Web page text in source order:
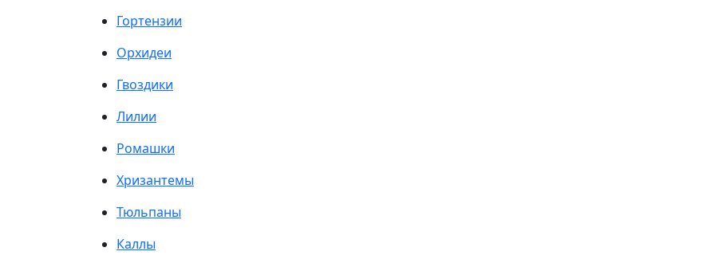
Гортензии
Орхидеи
Гвоздики
Лилии
Ромашки
Хризантемы
Тюльпаны
Каллы